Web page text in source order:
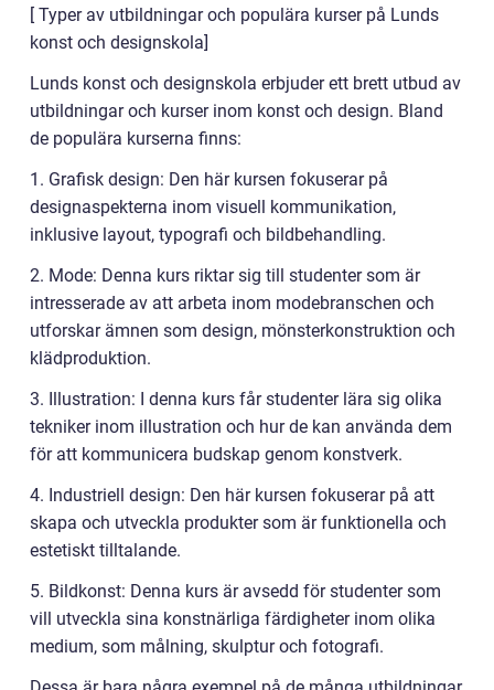
[ Typer av utbildningar och populära kurser på Lunds
konst och designskola]
Lunds konst och designskola erbjuder ett brett utbud av
utbildningar och kurser inom konst och design. Bland
de populära kurserna finns:
1. Grafisk design: Den här kursen fokuserar på
designaspekterna inom visuell kommunikation,
inklusive layout, typografi och bildbehandling.
2. Mode: Denna kurs riktar sig till studenter som är
intresserade av att arbeta inom modebranschen och
utforskar ämnen som design, mönsterkonstruktion och
klädproduktion.
3. Illustration: I denna kurs får studenter lära sig olika
tekniker inom illustration och hur de kan använda dem
för att kommunicera budskap genom konstverk.
4. Industriell design: Den här kursen fokuserar på att
skapa och utveckla produkter som är funktionella och
estetiskt tilltalande.
5. Bildkonst: Denna kurs är avsedd för studenter som
vill utveckla sina konstnärliga färdigheter inom olika
medium, som målning, skulptur och fotografi.